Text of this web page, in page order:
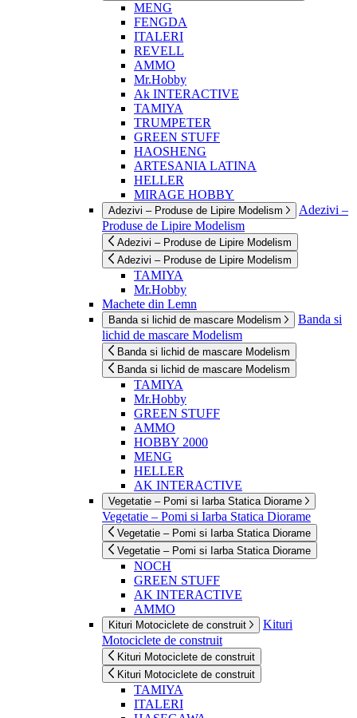
MENG
FENGDA
ITALERI
REVELL
AMMO
Mr.Hobby
Ak INTERACTIVE
TAMIYA
TRUMPETER
GREEN STUFF
HAOSHENG
ARTESANIA LATINA
HELLER
MIRAGE HOBBY
Adezivi – Produse de Lipire Modelism
Adezivi –
Produse de Lipire Modelism
Adezivi – Produse de Lipire Modelism
Adezivi – Produse de Lipire Modelism
TAMIYA
Mr.Hobby
Machete din Lemn
Banda si lichid de mascare Modelism
Banda si
lichid de mascare Modelism
Banda si lichid de mascare Modelism
Banda si lichid de mascare Modelism
TAMIYA
Mr.Hobby
GREEN STUFF
AMMO
HOBBY 2000
MENG
HELLER
AK INTERACTIVE
Vegetatie – Pomi si Iarba Statica Diorame
Vegetatie – Pomi si Iarba Statica Diorame
Vegetatie – Pomi si Iarba Statica Diorame
Vegetatie – Pomi si Iarba Statica Diorame
NOCH
GREEN STUFF
AK INTERACTIVE
AMMO
Kituri Motociclete de construit
Kituri
Motociclete de construit
Kituri Motociclete de construit
Kituri Motociclete de construit
TAMIYA
ITALERI